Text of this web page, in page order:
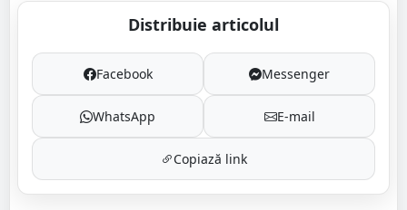
Distribuie articolul
Facebook Messenger
WhatsApp E-mail
Copiază link